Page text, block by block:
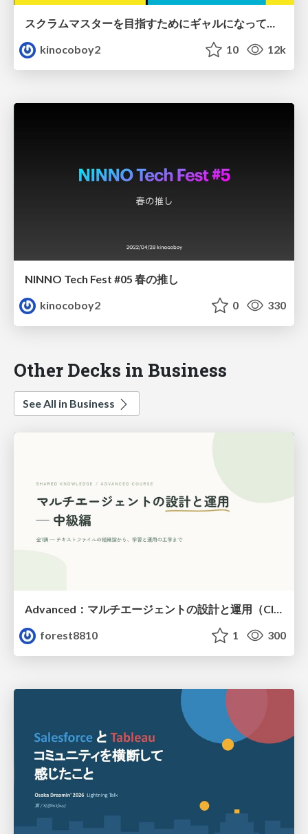
スクラムマスターを目指すためにギャルになってみた話
kinocoboy2
10 12k
NINNO Tech Fest #05 春の推し
kinocoboy2
0 330
Other Decks in Business
See All in Business
forest8810
1 300